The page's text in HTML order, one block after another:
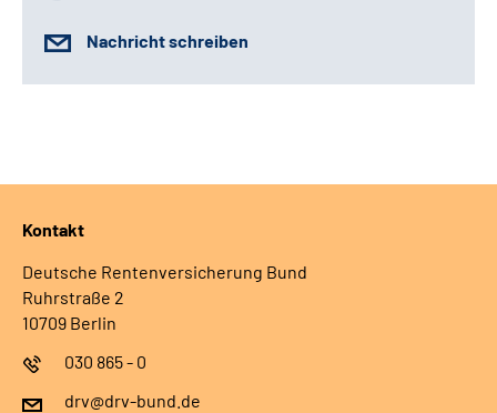
Nachricht schreiben
Kontakt
Deutsche Rentenversicherung Bund
Ruhrstraße 2
10709 Berlin
030 865 - 0
drv@drv-bund.de